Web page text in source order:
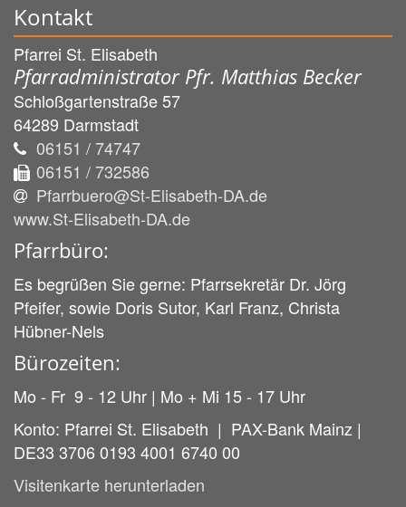
Kontakt
Pfarrei St. Elisabeth
Pfarradministrator Pfr. Matthias Becker
Schloßgartenstraße 57
64289 Darmstadt
06151 / 74747
06151 / 732586
Pfarrbuero@St-Elisabeth-DA.de
www.St-Elisabeth-DA.de
Pfarrbüro:
Es begrüßen Sie gerne: Pfarrsekretär Dr. Jörg
Pfeifer, sowie Doris Sutor, Karl Franz, Christa
Hübner-Nels
Bürozeiten:
Mo - Fr 9 - 12 Uhr | Mo + Mi 15 - 17 Uhr
Konto: Pfarrei St. Elisabeth | PAX-Bank Mainz |
DE33 3706 0193 4001 6740 00
Visitenkarte herunterladen